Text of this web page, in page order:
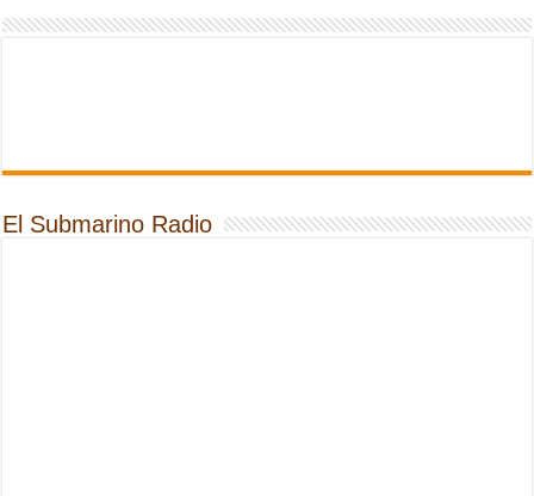
El Submarino Radio